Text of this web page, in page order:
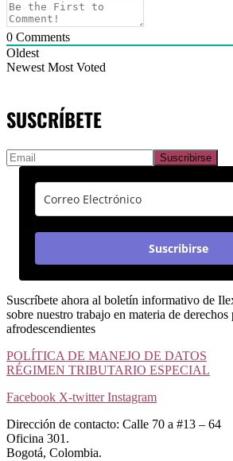
0 Comments
Oldest
Newest Most Voted
SUSCRÍBETE
Suscribirse
Suscríbete ahora al boletín informativo de
sobre nuestro trabajo en materia de derechos
afrodescendientes
POLÍTICA DE MANEJO DE DATOS
RÉGIMEN TRIBUTARIO ESPECIAL
Facebook X-twitter Instagram
Dirección de contacto: Calle 70 a #13 – 64
Oficina 301.
Bogotá, Colombia.